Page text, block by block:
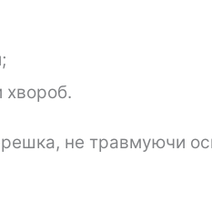
хвороб.
не травмуючи